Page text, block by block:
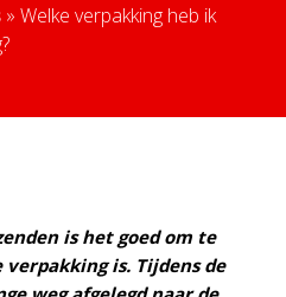
» Welke verpakking heb ik
is het goed om te
is. Tijdens de